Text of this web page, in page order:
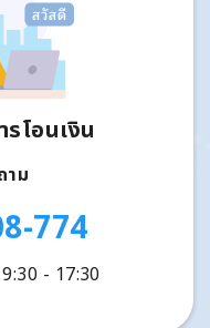
โอนเงิน
าม
774
- 17:30